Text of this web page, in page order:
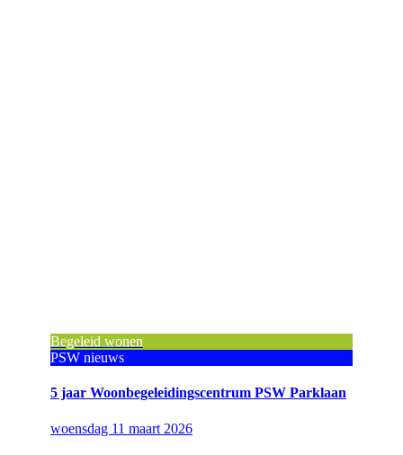
Begeleid wonen
PSW nieuws
5 jaar Woonbegeleidingscentrum PSW Parklaan
woensdag 11 maart 2026